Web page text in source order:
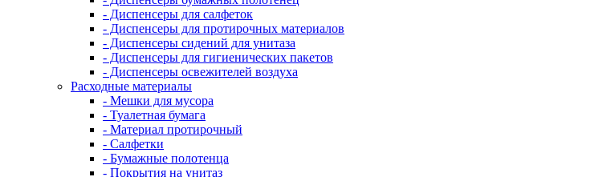
- Диспенсеры для салфеток
- Диспенсеры для протирочных материалов
- Диспенсеры сидений для унитаза
- Диспенсеры для гигиенических пакетов
- Диспенсеры освежителей воздуха
Расходные материалы
- Мешки для мусора
- Туалетная бумага
- Материал протирочный
- Салфетки
- Бумажные полотенца
- Покрытия на унитаз